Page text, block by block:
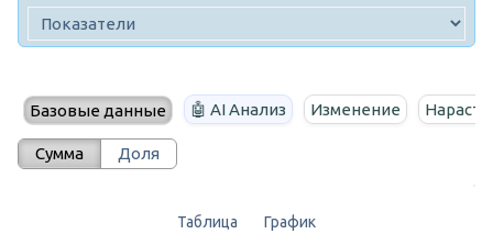
Базовые данные 🤖 AI Анализ Изменение
Сумма Доля
Таблица График